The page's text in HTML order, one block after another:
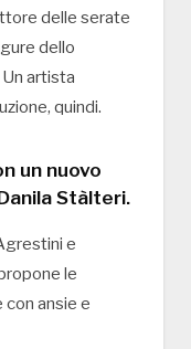
delle serate
dello
artista
quindi.
un nuovo
Stàlteri.
e
le
ansie e